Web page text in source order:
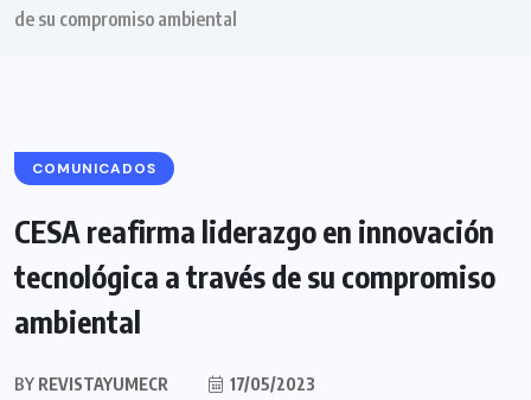
de su compromiso ambiental
COMUNICADOS
CESA reafirma liderazgo en innovación
tecnológica a través de su compromiso
ambiental
BY REVISTAYUMECR
17/05/2023